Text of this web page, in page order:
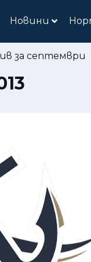
Новини
за септември